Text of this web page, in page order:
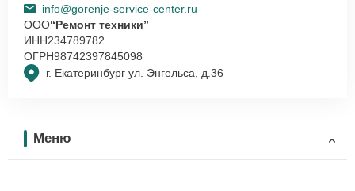
г. Екатеринбург ул. Энгельса, д.36
info@gorenje-service-center.ru
ООО“Ремонт техники”
ИНН234789782
ОГРН98742397845098
Меню